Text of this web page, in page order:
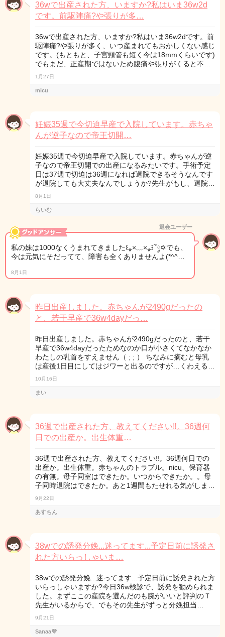
36wで出産された方、いますか?私はいま36w2d
です。前駆陣痛?や張りが多…
36wで出産された方、いますか?私はいま36w2dです。前
駆陣痛?や張りが多く、いつ産まれてもおかしくない感じ
です。(もともと、子宮頸管も短く今は18mmくらいです)
でもまだ、正産期ではないため腹痛や張りがくると不…
1月27日
micu
妊娠35週で今切迫早産で入院しています。赤ちゃ
んが逆子なので帝王切開…
妊娠35週で今切迫早産で入院しています。赤ちゃんが逆
子なので帝王切開での出産になるみたいです。手術予定
日は37週で切迫は36週になれば退院できるそうなんです
が退院しても大丈夫なんでしょうか?先生がもし、退院…
8月1日
らいむ
退会ユーザー
私の妹は1000なくうまれてきました꒰⁎×﹏×⁎꒱՞༘✡でも、
今は元気にそだってて、障害も全くありませんよ(*^^…
8月1日
昨日出産しました。赤ちゃんが2490gだったの
と、若干早産で36w4dayだっ…
昨日出産しました。赤ちゃんが2490gだったのと、若干
早産で36w4dayだったためなのか口が小さくてなかなか
わたしの乳首をすえません（ ; ; ） ちなみに摘むと母乳
は産後1日目にしてはジワーと出るのですが…くわえる…
10月16日
まい
36週で出産された方、教えてください‼︎。36週何
日での出産か。出生体重…
36週で出産された方、教えてください‼︎。36週何日での
出産か。出生体重。赤ちゃんのトラブル。nicu、保育器
の有無。母子同室はできたか。いつからできたか。。母
子同時退院はできたか。あと1週間もたせれる気がしま…
9月22日
あすちん
38wでの誘発分娩...迷ってます...予定日前に誘発さ
れた方いらっしゃいま…
38wでの誘発分娩...迷ってます...予定日前に誘発された方
いらっしゃいますか?今日36w検診で、誘発を勧められま
した。まずここの産院を選んだのも腕がいいと評判のＴ
先生がいるからで、でもその先生がずっと分娩担当…
9月21日
Sanaa💜